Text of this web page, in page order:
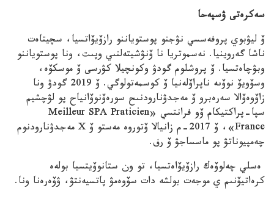
سەكرەتى ۋسپەحا
ۆ ليۋبوي پروفەسسي نۋجنو پوستوياننو رازۆيۆاتسيا، سچيتاەت
ناشا گەروينيا. نەسموتريا نا ۆنۋشيتەلنىي وپىت، ونا پوستوياننو
وبۋچاەتسيا. ۆ پروشلوم گودۋ وكونچيلا كۋرسى ۆ موسكۆە،
وسۆويۆ نوۆىە ناپراۆلەنيا ۆ كوسمەتولوگي. ۆ 2019 گودۋ ونا
زاۆوەۆالا سەرەبرو ۆ مەجدۋنارودنىح سورەۆنوۆانياح پو لۋچشيم
سپا-پراكتيكام ۆو فرانتسي «Meilleur SPA Praticien
France»، ۆ 2017-م زانيالا ۆتوروە مەستو ۆ X مەجدۋنارودنوم
چەمپيوناتۋ پو ماسساجۋ ۆ رف.
ەسلي چەلوۆەك رازۆيۆاەتسيا، تو ون ستانوۆيتسيا بولەە
كرەاتيۆنىم ي موجەت بولشە دات سۆوەمۋ پاتسيەنتۋ، ۋۆەرەنا ونا.